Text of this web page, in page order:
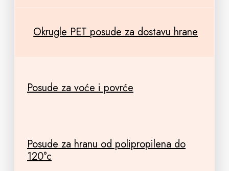
Okrugle PET posude za dostavu hrane
Posude za voće i povrće
Posude za hranu od polipropilena do
120°c